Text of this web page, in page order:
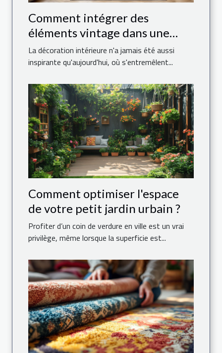
Comment intégrer des
éléments vintage dans une
décoration moderne ?
La décoration intérieure n'a jamais été aussi
inspirante qu'aujourd'hui, où s'entremêlent...
Comment optimiser l'espace
de votre petit jardin urbain ?
Profiter d’un coin de verdure en ville est un vrai
privilège, même lorsque la superficie est...